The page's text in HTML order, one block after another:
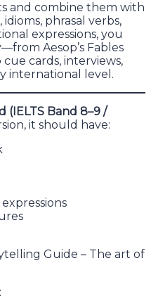
and combine them with
phrasal verbs,
expressions, you
Aesop’s Fables
cards, interviews,
international level.
Band 8–9 /
it should have:
Guide – The art of